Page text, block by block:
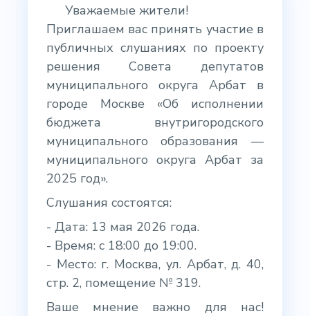
Уважаемые жители!
Приглашаем вас принять участие в
публичных слушаниях по проекту
решения Совета депутатов
муниципального округа Арбат в
городе Москве «Об исполнении
бюджета внутригородского
муниципального образования —
муниципального округа Арбат за
2025 год».
Слушания состоятся:
- Дата: 13 мая 2026 года.
- Время: с 18:00 до 19:00.
- Место: г. Москва, ул. Арбат, д. 40,
стр. 2, помещение № 319.
Ваше мнение важно для нас!